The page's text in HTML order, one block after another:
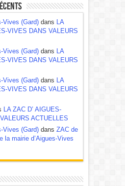
Vives (Gard)dans LA
VIVES DANS VALEURS
Vives (Gard)dans LA
VIVES DANS VALEURS
Vives (Gard)dans LA
VIVES DANS VALEURS
LA ZAC D’ AIGUES-
ACTUELLES
Vives (Gard)dans ZAC de
la mairie d’Aigues-Vives